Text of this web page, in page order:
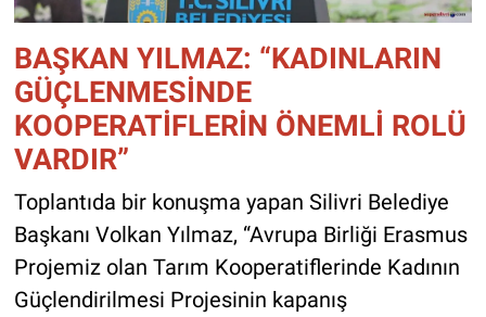
BAŞKAN YILMAZ: “KADINLARIN
GÜÇLENMESİNDE
KOOPERATİFLERİN ÖNEMLİ ROLÜ
VARDIR”
Toplantıda bir konuşma yapan Silivri Belediye
Başkanı Volkan Yılmaz, “Avrupa Birliği Erasmus
Projemiz olan Tarım Kooperatiflerinde Kadının
Güçlendirilmesi Projesinin kapanış